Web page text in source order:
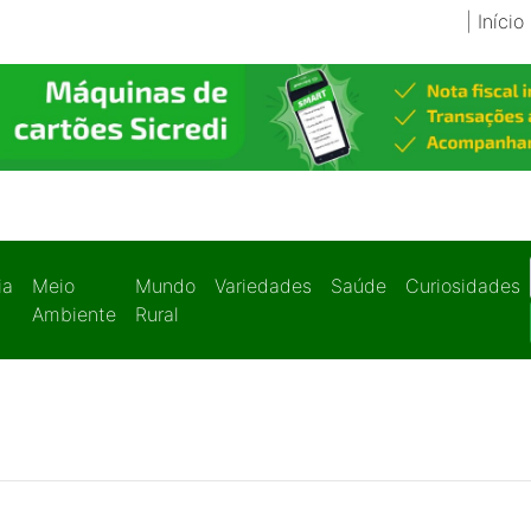
Início|
Meio
Ambiente
Mundo
Rural
Variedades Saúde
Curiosidades